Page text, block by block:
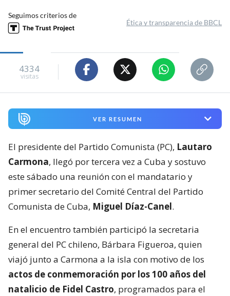
Seguimos criterios de
Ética y transparencia de BBCL
4334
visitas
VER RESUMEN
El presidente del Partido Comunista (PC), Lautaro
Carmona, llegó por tercera vez a Cuba y sostuvo
este sábado una reunión con el mandatario y
primer secretario del Comité Central del Partido
Comunista de Cuba, Miguel Díaz-Canel.
En el encuentro también participó la secretaria
general del PC chileno, Bárbara Figueroa, quien
viajó junto a Carmona a la isla con motivo de los
actos de conmemoración por los 100 años del
natalicio de Fidel Castro, programados para el